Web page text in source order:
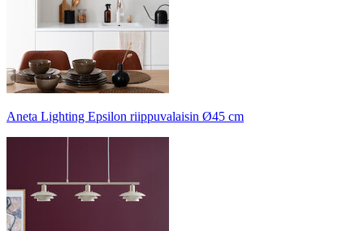
Aneta Lighting Epsilon riippuvalaisin Ø45 cm